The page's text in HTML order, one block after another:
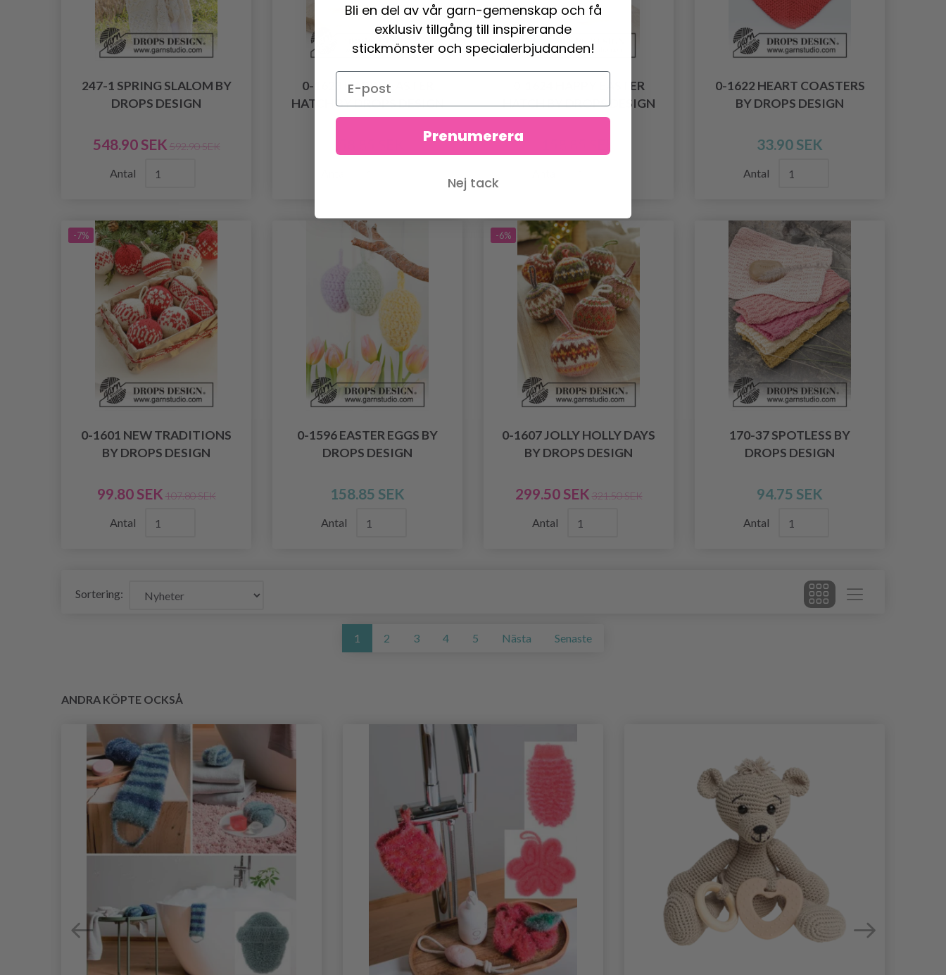
247-1 SPRING SLALOM BY
DROPS DESIGN
548.90 SEK 592.90 SEK
Antal
0-1623 HAPPY EASTER
HATCH BY DROPS DESIGN
0-1624 HAPPY EASTER
HATCH BY DROPS DESIGN
0-1622 HEART COASTERS
BY DROPS DESIGN
33.90 SEK
Antal
-7%
0-1601 NEW TRADITIONS
BY DROPS DESIGN
99.80 SEK 107.80 SEK
Antal
0-1596 EASTER EGGS BY
DROPS DESIGN
158.85 SEK
Antal
-6%
0-1607 JOLLY HOLLY DAYS
BY DROPS DESIGN
299.50 SEK 321.50 SEK
Antal
170-37 SPOTLESS BY
DROPS DESIGN
94.75 SEK
Antal
Sortering:
1 2 3 4 5 Nästa Senaste
ANDRA KÖPTE OCKSÅ
Bli en del av vår garn-gemenskap och få
exklusiv tillgång till inspirerande
stickmönster och specialerbjudanden!
Prenumerera
Nej tack